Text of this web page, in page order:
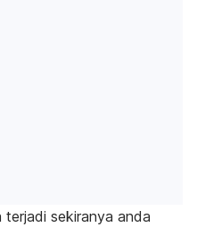
terjadi sekiranya anda